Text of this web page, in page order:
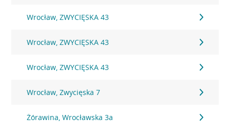
Wrocław, ZWYCIĘSKA 43
Wrocław, ZWYCIĘSKA 43
Wrocław, ZWYCIĘSKA 43
Wrocław, Zwycięska 7
Żórawina, Wrocławska 3a